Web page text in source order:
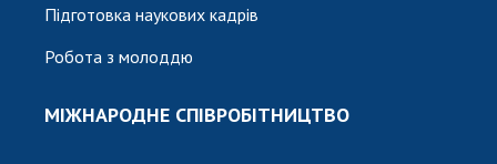
Підготовка наукових кадрів
Робота з молоддю
МІЖНАРОДНЕ СПІВРОБІТНИЦТВО